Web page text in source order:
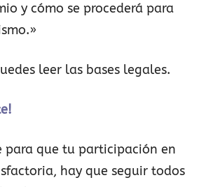
y cómo se procederá para
leer las bases legales.
para que tu participación en
hay que seguir todos